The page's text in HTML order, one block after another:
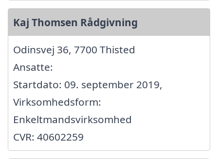
Kaj Thomsen Rådgivning
Odinsvej 36, 7700 Thisted
Ansatte:
Startdato: 09. september 2019,
Virksomhedsform:
Enkeltmandsvirksomhed
CVR: 40602259